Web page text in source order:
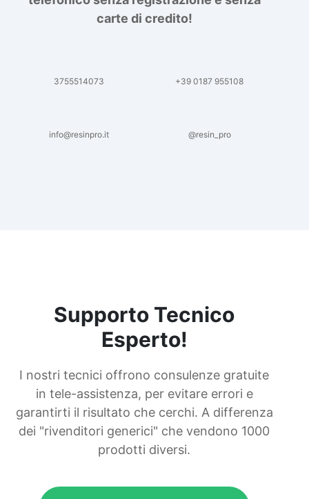
carte di credito!
3755514073 +39 0187 955108
info@resinpro.it @resin_pro
Supporto Tecnico
Esperto!
I nostri tecnici offrono consulenze gratuite
in tele-assistenza, per evitare errori e
garantirti il risultato che cerchi. A differenza
dei "rivenditori generici" che vendono 1000
prodotti diversi.